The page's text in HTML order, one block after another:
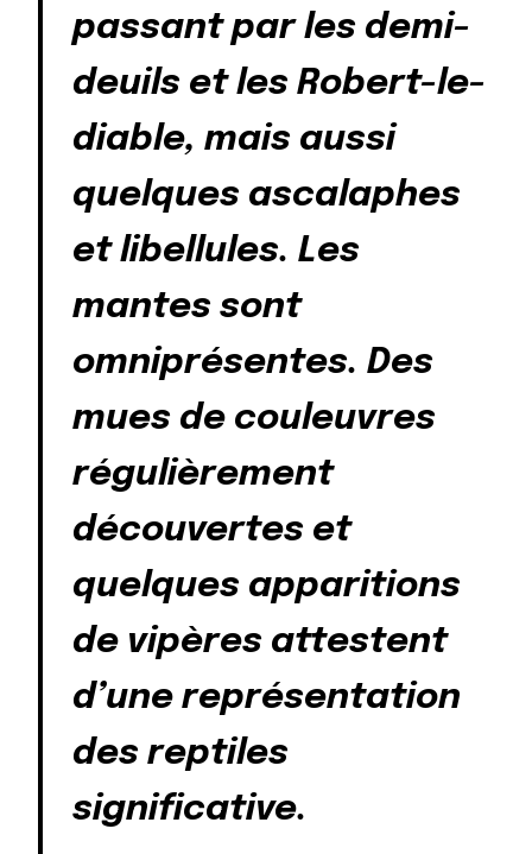
passant par les demi-
deuils et les Robert-le-
diable, mais aussi
quelques ascalaphes
et libellules. Les
mantes sont
omniprésentes. Des
mues de couleuvres
régulièrement
découvertes et
quelques apparitions
de vipères attestent
d’une représentation
des reptiles
significative.